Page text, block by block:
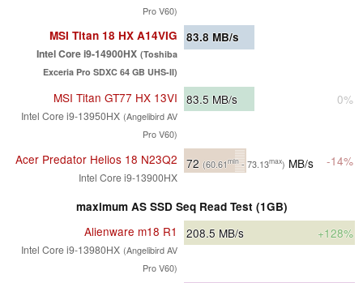
Pro V60)
MSI Titan 18 HX A14VIG
Intel Core i9-14900HX (Toshiba
Exceria Pro SDXC 64 GB UHS-II)
83.8 MB/s
MSI Titan GT77 HX 13VI
Intel Core i9-13950HX (Angelibird AV
Pro V60)
83.5 MB/s 0%
Acer Predator Helios 18 N23Q2
Intel Core i9-13900HX
72 (60.61min- 73.13max) MB/s -14%
maximum AS SSD Seq Read Test (1GB)
Alienware m18 R1
Intel Core i9-13980HX (Angelibird AV
Pro V60)
208.5 MB/s +128%